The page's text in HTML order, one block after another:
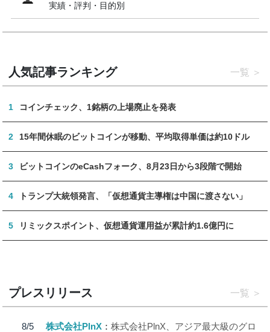
実績・評判・目的別
人気記事ランキング 一覧
1 コインチェック、1銘柄の上場廃止を発表
2 15年間休眠のビットコインが移動、平均取得単価は約10ドル
3 ビットコインのeCashフォーク、8月23日から3段階で開始
4 トランプ大統領発言、「仮想通貨主導権は中国に渡さない」
5 リミックスポイント、仮想通貨運用益が累計約1.6億円に
プレスリリース 一覧
8/5
株式会社PlnX
株式会社PlnX、アジア最大級のグロ